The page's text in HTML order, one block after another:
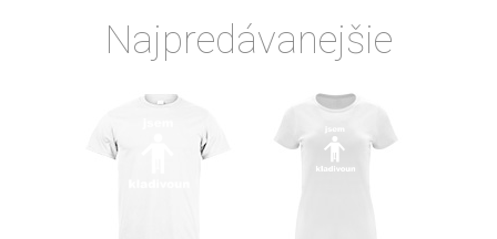
Najpredávanejšie